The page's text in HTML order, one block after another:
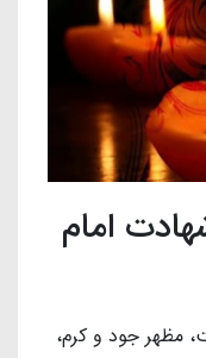
امام
مظهر جود و کرم،